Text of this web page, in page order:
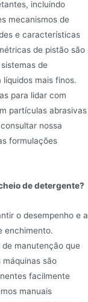
incluindo
mecanismos de
e características
de pistão são
de
mais finos.
para lidar com
partículas abrasivas
nossa
formulações
de detergente?
o desempenho e a
enchimento.
de manutenção que
máquinas são
facilmente
manuais